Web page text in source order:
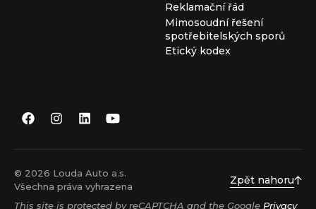
Reklamační řád
Mimosoudní řešení
spotřebitelských sporů
Etický kodex
© 2026 Louda Auto a.s.
Všechna práva vyhrazena
Zpět nahoru
This site is protected by reCAPTCHA and the Google Privacy